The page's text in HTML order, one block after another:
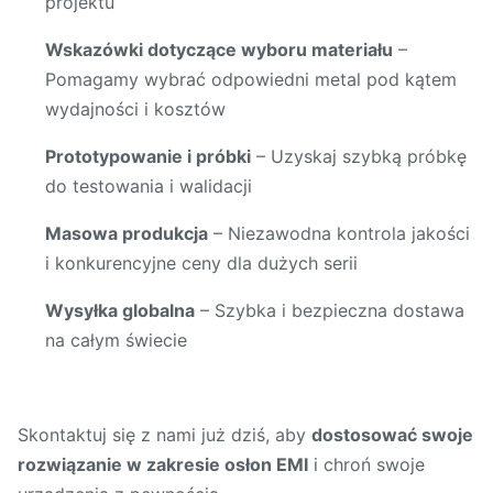
Wskazówki dotyczące wyboru materiału –
Pomagamy wybrać odpowiedni metal pod kątem
wydajności i kosztów
Prototypowanie i próbki – Uzyskaj szybką próbkę
do testowania i walidacji
Masowa produkcja – Niezawodna kontrola jakości
i konkurencyjne ceny dla dużych serii
Wysyłka globalna – Szybka i bezpieczna dostawa
na całym świecie
Skontaktuj się z nami już dziś, aby dostosować swoje
rozwiązanie w zakresie osłon EMI i chroń swoje